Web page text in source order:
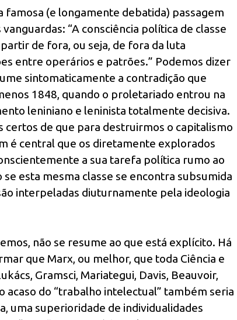
famosa (e longamente debatida) passagem
“A consciência política de classe
de fora, ou seja, de fora da luta
entre operários e patrões.” Podemos dizer
sintomaticamente a contradição que
1848, quando o proletariado entrou na
leniniano e leninista totalmente decisiva.
certos de que para destruirmos o capitalismo
é central que os diretamente explorados
a sua tarefa política rumo ao
esta mesma classe se encontra subsumida
interpeladas diuturnamente pela ideologia
não se resume ao que está explícito. Há
que Marx, ou melhor, que toda Ciência e
Gramsci, Mariategui, Davis, Beauvoir,
acaso do “trabalho intelectual” também seria
uma superioridade de individualidades